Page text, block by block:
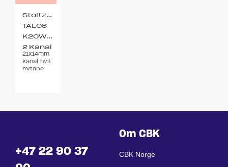
Stoltzen
TALOS
K20WH-
2 Kanal
2meter
hvit
21x14mm
kanal hvit
m/tape
+47 22 90 37
Om CBK
CBK Norge